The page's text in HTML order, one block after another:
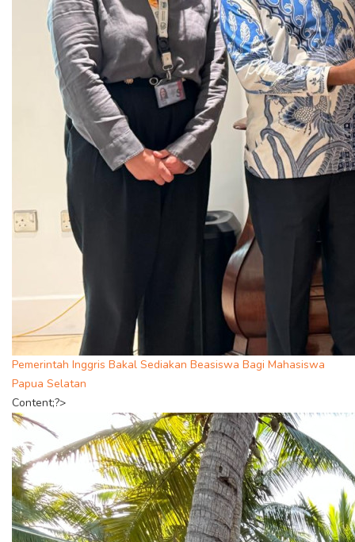
Pemerintah Inggris Bakal Sediakan Beasiswa Bagi Mahasiswa
Papua Selatan
Content;?>